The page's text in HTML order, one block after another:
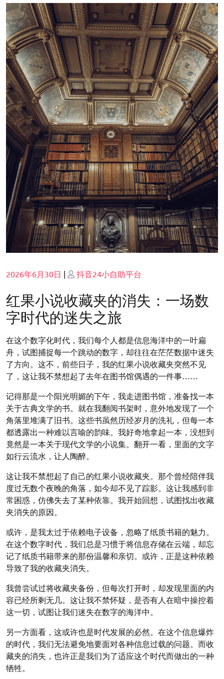
Posted
2026年6月30日 | Posted
抖音24小自助平台
红果小说收藏夹的消失：一场数
字时代的迷失之旅
在这个数字化时代，我们每个人都是信息海洋中的一叶扁
舟，试图捕捉每一个跳动的数字，却往往在茫茫数据中迷失
了方向。这不，前些日子，我的红果小说收藏夹突然不见
了，这让我不禁想起了去年在图书馆偶遇的一件事……
记得那是一个阳光明媚的下午，我走进图书馆，准备找一本
关于古典文学的书。就在我翻阅书架时，意外地发现了一个
角落里堆满了旧书。这些书虽然历经岁月的洗礼，但每一本
都透露出一种难以言喻的韵味。我好奇地拿起一本，没想到
竟然是一本关于现代文学的小说集。翻开一看，里面的文字
如行云流水，让人陶醉。
这让我不禁想起了自己的红果小说收藏夹。那个曾经陪伴我
度过无数个夜晚的角落，如今却不见了踪影。这让我感到非
常困惑，仿佛失去了某种依靠。我开始回想，试图找出收藏
夹消失的原因。
或许，是我太过于依赖电子设备，忽略了纸质书籍的魅力。
在这个数字时代，我们总是习惯于将信息存储在云端，却忘
记了纸质书籍带来的那份温馨和亲切。或许，正是这种依赖
导致了我的收藏夹消失。
我曾尝试过将收藏夹备份，但每次打开时，却发现里面的内
容已经所剩无几。这让我不禁怀疑，是否有人在暗中操控着
这一切，试图让我们迷失在数字的海洋中。
另一方面看，这或许也是时代发展的必然。在这个信息爆炸
的时代，我们无法避免地要面对各种信息过载的问题。而收
藏夹的消失，也许正是我们为了适应这个时代而做出的一种
牺牲。